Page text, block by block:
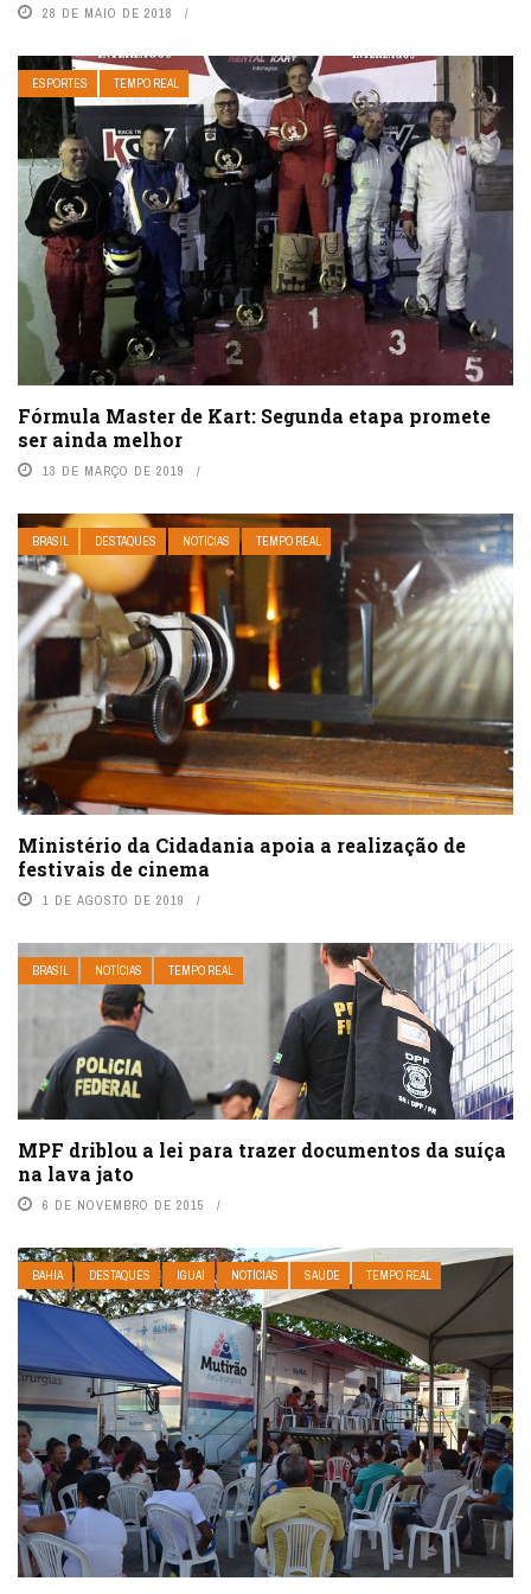
28 DE MAIO DE 2018
ESPORTES TEMPO REAL
Fórmula Master de Kart: Segunda etapa promete
ser ainda melhor
13 DE MARÇO DE 2019
BRASIL DESTAQUES NOTÍCIAS TEMPO REAL
Ministério da Cidadania apoia a realização de
festivais de cinema
1 DE AGOSTO DE 2019
BRASIL NOTÍCIAS TEMPO REAL
MPF driblou a lei para trazer documentos da suíça
na lava jato
6 DE NOVEMBRO DE 2015
BAHIA DESTAQUES IGUAÍ NOTÍCIAS SAÚDE TEMPO REAL